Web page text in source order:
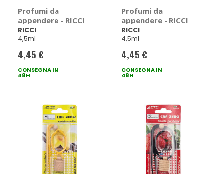
Profumi da
appendere - RICCI
RICCI
4,5ml
4,45 €
CONSEGNA IN
48H
Profumi da
appendere - RICCI
RICCI
4,5ml
4,45 €
CONSEGNA IN
48H